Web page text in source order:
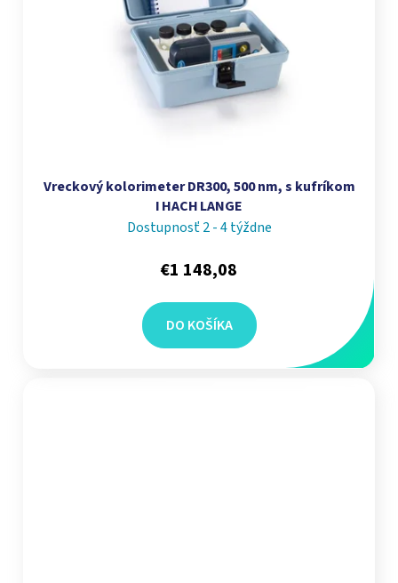
Vreckový kolorimeter DR300, 500 nm, s kufríkom
I HACH LANGE
Dostupnosť 2 - 4 týždne
€1 148,08
DO KOŠÍKA